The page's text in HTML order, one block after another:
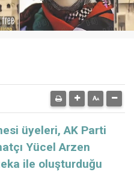
üyeleri, AK Parti
Yücel Arzen
ile oluşturduğu